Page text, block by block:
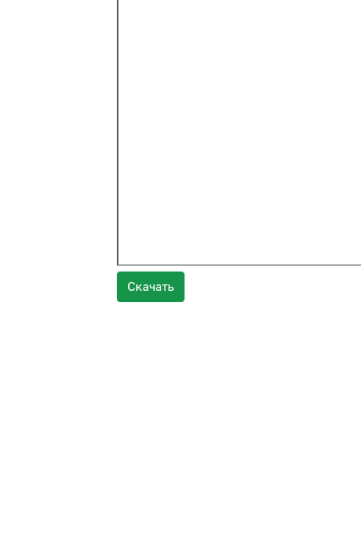
Скачать